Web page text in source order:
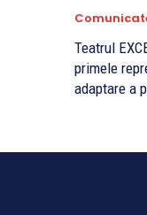
Teatrul
primele
adaptare a